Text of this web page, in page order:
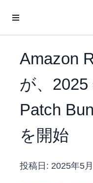
Amazon
が、2025
Patch
を開始
投稿日: 2025年5